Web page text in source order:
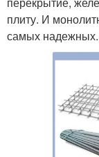
плиту. И
самых надежных.